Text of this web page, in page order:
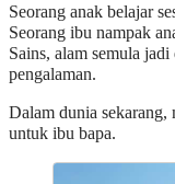
Seorang anak belajar
Seorang ibu nampak
Sains, alam semula
pengalaman.
Dalam dunia sekarang,
untuk ibu bapa.